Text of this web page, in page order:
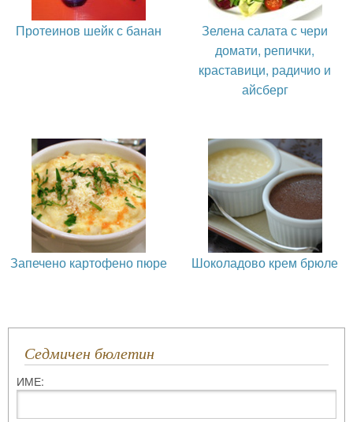
Протеинов шейк с банан
Зелена салата с чери
домати, репички,
краставици, радичио и
айсберг
Запечено картофено пюре Шоколадово крем брюле
Седмичен бюлетин
ИМЕ: